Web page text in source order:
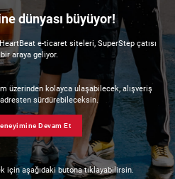
dünyası büyüyor!
e-ticaret siteleri, SuperStep çatısı
araya geliyor.
üzerinden kolayca ulaşabilecek, alışveriş
sürdürebileceksin.
Devam Et
için aşağıdaki butona tıklayabilirsin.